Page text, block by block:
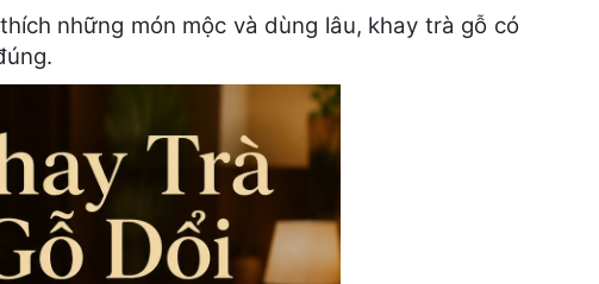
những món mộc và dùng lâu, khay trà gỗ có